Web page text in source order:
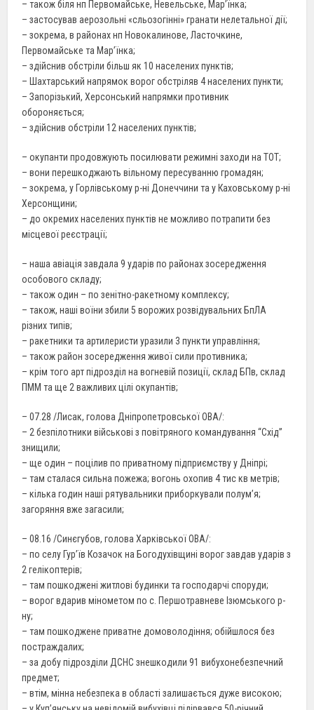
– також біля нп Первомайське, Невельське, Мар’їнка;
– застосував аерозольні «сльозогінні» гранати нелетальної дії;
– зокрема, в районах нп Новокалинове, Ласточкине,
Первомайське та Мар’їнка;
– здійснив обстріли більш як 10 населених пунктів;
– Шахтарський напрямок ворог обстріляв 4 населених пункти;
– Запорізький, Херсонський напрямки противник
обороняється;
– здійснив обстріли 12 населених пунктів;
– окупанти продовжують посилювати режимні заходи на ТОТ;
– вони перешкоджають вільному пересуванню громадян;
– зокрема, у Горлівському р-ні Донеччини та у Каховському р-ні
Херсонщини;
– до окремих населених пунктів не можливо потрапити без
місцевої реєстрації;
– наша авіація завдала 9 ударів по районах зосередження
особового складу;
– також один – по зенітно-ракетному комплексу;
– також, наші воїни збили 5 ворожих розвідувальних БпЛА
різних типів;
– ракетники та артилеристи уразили 3 пункти управління;
– також район зосередження живої сили противника;
– крім того арт підрозділ на вогневій позиції, склад БПв, склад
ПММ та ще 2 важливих цілі окупантів;
– 07.28 /Лисак, голова Дніпропетровської ОВА/:
– 2 безпілотники вiйськовi з повітряного командування “Схiд”
знищили;
– ще один – поцілив по приватному підприємству у Дніпрі;
– там сталася сильна пожежа; вогонь охопив 4 тис кв метрів;
– кiлька годин наші рятувальники приборкували полум’я;
загоряння вже загасили;
– 08.16 /Синєгубов, голова Харківської ОВА/:
– по селу Гур’їв Козачок на Богодухівщині ворог завдав ударів з
2 гелікоптерів;
– там пошкоджені житлові будинки та господарчі споруди;
– ворог вдарив мінометом по с. Першотравневе Ізюмського р-
ну;
– там пошкоджене приватне домоволодіння; обійшлося без
постраждалих;
– за добу підрозділи ДСНС знешкодили 91 вибухонебезпечний
предмет;
– втім, мінна небезпека в області залишається дуже високою;